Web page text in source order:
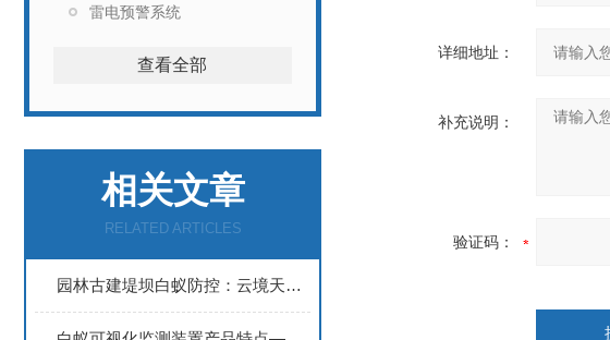
雷电预警系统
查看全部
相关文章
RELATED ARTICLES
园林古建堤坝白蚁防控：云境天合白蚁监测仪无需开箱巡查，低功耗野外布设
详细地址：
补充说明：
验证码：